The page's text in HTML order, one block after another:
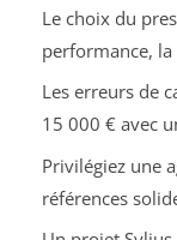
Le choix du
performance,
Les erreurs de
15 000 € avec
Privilégiez une
références